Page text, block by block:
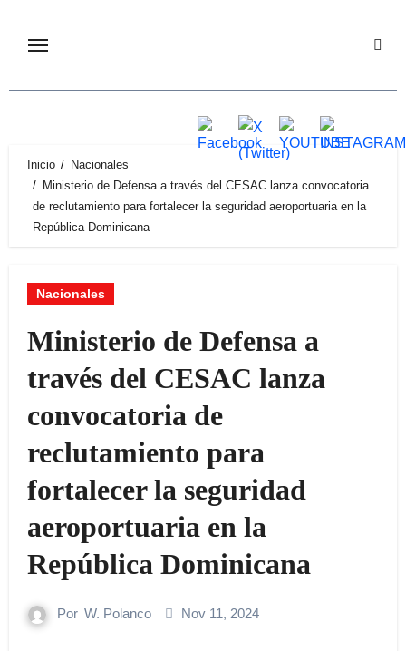
Inicio
Nacionales
Ministerio de Defensa a través del CESAC lanza convocatoria
de reclutamiento para fortalecer la seguridad aeroportuaria en la
República Dominicana
Nacionales
Ministerio de Defensa a
través del CESAC lanza
convocatoria de
reclutamiento para
fortalecer la seguridad
aeroportuaria en la
República Dominicana
Por W. Polanco Nov 11, 2024